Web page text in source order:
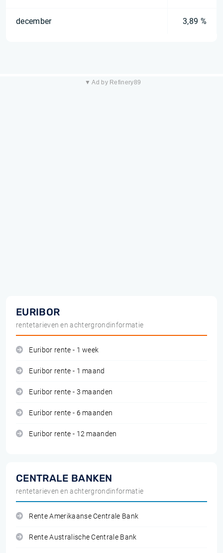
december 3,89 %
▼ Ad by Refinery89
EURIBOR
rentetarieven en achtergrondinformatie
Euribor rente - 1 week
Euribor rente - 1 maand
Euribor rente - 3 maanden
Euribor rente - 6 maanden
Euribor rente - 12 maanden
CENTRALE BANKEN
rentetarieven en achtergrondinformatie
Rente Amerikaanse Centrale Bank
Rente Australische Centrale Bank